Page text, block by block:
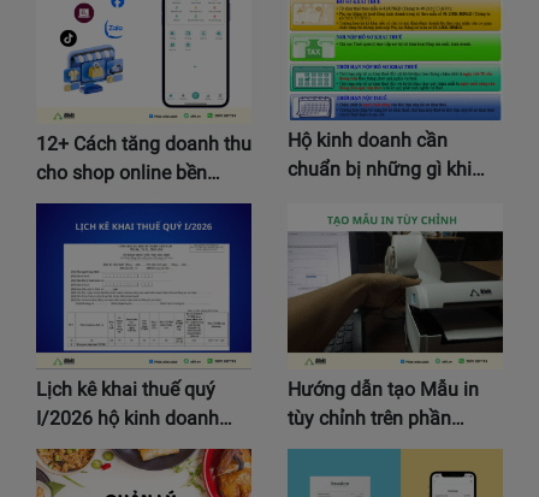
12+ Cách tăng doanh thu
cho shop online bền…
Hộ kinh doanh cần
chuẩn bị những gì khi…
Lịch kê khai thuế quý
I/2026 hộ kinh doanh…
Hướng dẫn tạo Mẫu in
tùy chỉnh trên phần…